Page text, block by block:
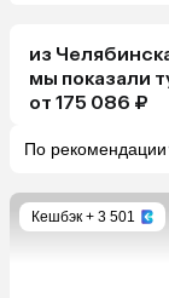
из
мы показали
от 175 086 ₽
По рекомендации
Кешбэк + 3 501